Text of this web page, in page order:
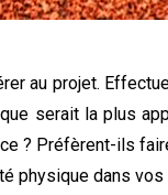
au projet.
serait la plus
? Préfèrent-ils
physique dans